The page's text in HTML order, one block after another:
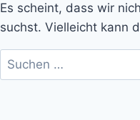
Es scheint, dass wir
suchst. Vielleicht kann
Suchen
nach: